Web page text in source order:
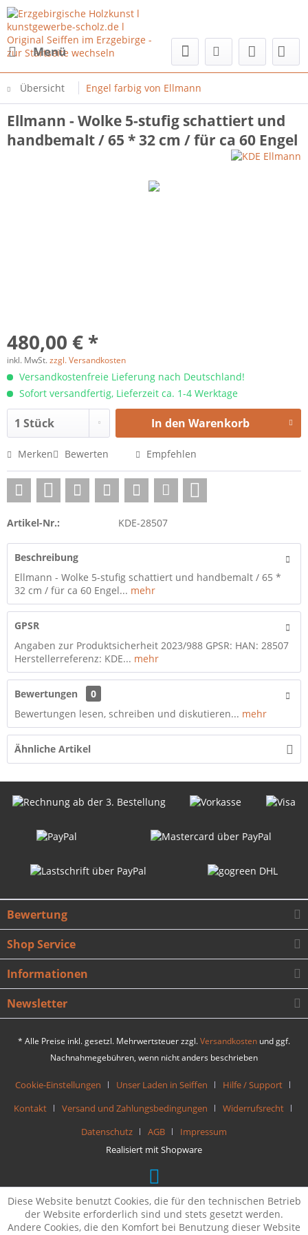
Menü
Übersicht Engel farbig von Ellmann
Ellmann - Wolke 5-stufig schattiert und
handbemalt / 65 * 32 cm / für ca 60 Engel
480,00 € *
inkl. MwSt.zzgl. Versandkosten
Versandkostenfreie Lieferung nach Deutschland!
Sofort versandfertig, Lieferzeit ca. 1-4 Werktage
In den Warenkorb
Merken Bewerten Empfehlen
Artikel-Nr.: KDE-28507
Beschreibung
Ellmann - Wolke 5-stufig schattiert und handbemalt / 65 *
32 cm / für ca 60 Engel... mehr
GPSR
Angaben zur Produktsicherheit 2023/988 GPSR: HAN: 28507
Herstellerreferenz: KDE... mehr
Bewertungen
0
Bewertungen lesen, schreiben und diskutieren... mehr
Ähnliche Artikel
Bewertung
Shop Service
Informationen
Newsletter
* Alle Preise inkl. gesetzl. Mehrwertsteuer zzgl.Versandkosten und ggf.
Nachnahmegebühren, wenn nicht anders beschrieben
Cookie-Einstellungen Unser Laden in Seiffen
Hilfe / Support
Kontakt
Versand und Zahlungsbedingungen
Widerrufsrecht
Datenschutz
AGB
Impressum
Realisiert mit Shopware
Diese Website benutzt Cookies, die für den technischen Betrieb
der Website erforderlich sind und stets gesetzt werden.
Andere Cookies, die den Komfort bei Benutzung dieser Website